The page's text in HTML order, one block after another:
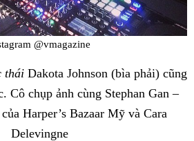
@vmagazine
thái Dakota Johnson (bìa phải) cũng
Cô chụp ảnh cùng Stephan Gan –
Harper’s Bazaar Mỹ và Cara
Delevingne